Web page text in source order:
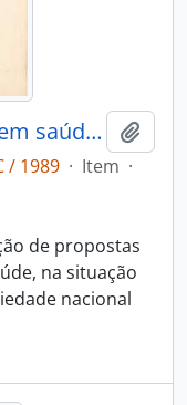
comunicação intercultural em saúde: subsídios para uma ação social em educação indígena
/ 1989 · Item ·
de propostas
na situação
nacional